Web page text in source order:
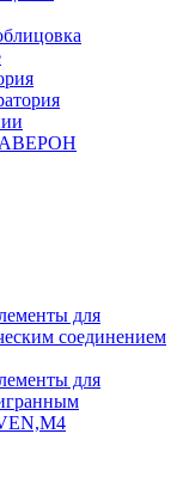
АВЕРОН
для
соединением
для